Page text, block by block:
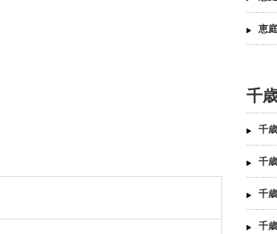
恵
千
千
千
千
千